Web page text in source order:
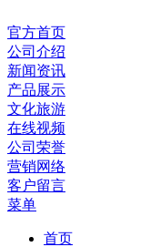
官方首页
公司介绍
新闻资讯
产品展示
文化旅游
在线视频
公司荣誉
营销网络
客户留言
菜单
首页